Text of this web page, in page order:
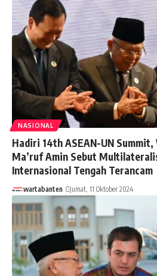
NASIONAL
Hadiri 14th ASEAN-UN
Ma’ruf Amin Sebut
Internasional Tengah Terancam
wartabanten Jumat, 11 Oktober 2024